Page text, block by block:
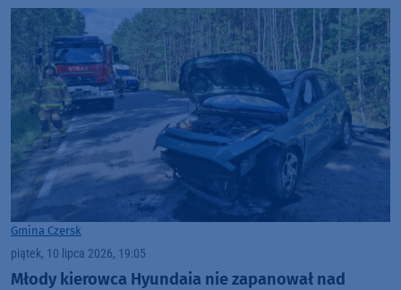
Gmina Czersk
piątek, 10 lipca 2026, 19:05
Młody kierowca Hyundaia nie zapanował nad